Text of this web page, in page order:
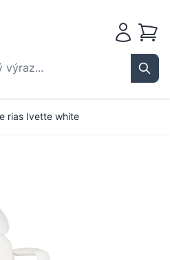
Košík
rias Ivette white